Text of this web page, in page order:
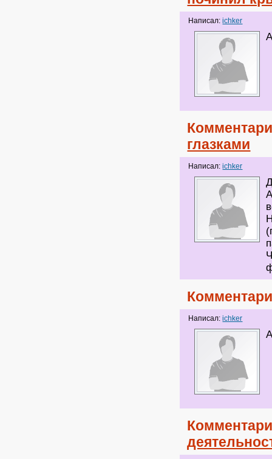
Написал:ichker
глазками
Написал:ichker
Написал:ichker